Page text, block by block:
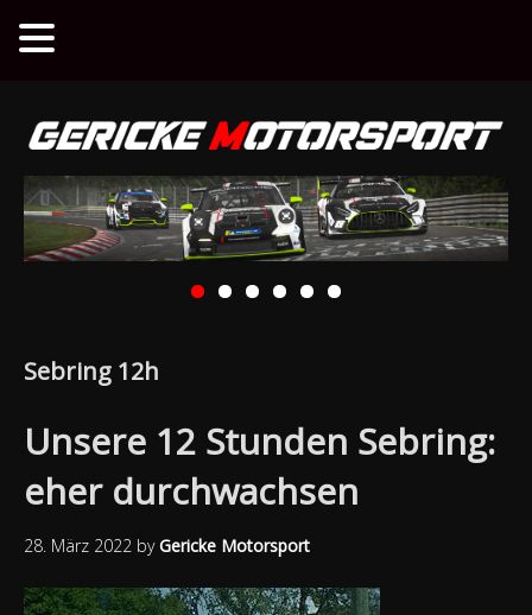
Sebring 12h
Unsere 12 Stunden Sebring:
eher durchwachsen
28. März 2022 byGericke Motorsport